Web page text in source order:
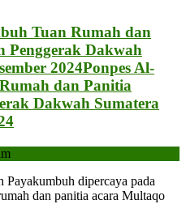
Tuan Rumah dan
Penggerak Dakwah
2024Ponpes Al-
dan Panitia
Dakwah Sumatera
dipercaya pada
dan panitia acara Multaqo